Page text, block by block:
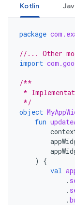
Kotlin
package
//... Other
import
/**
*
*/
object
fun
)
{
val
.
.
.